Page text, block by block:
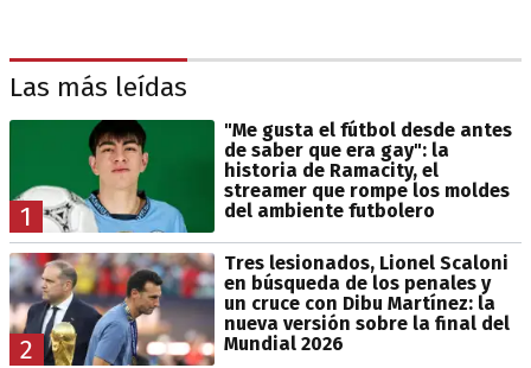
Las más leídas
1
"Me gusta el fútbol desde antes
de saber que era gay": la
historia de Ramacity, el
streamer que rompe los moldes
del ambiente futbolero
2
Tres lesionados, Lionel Scaloni
en búsqueda de los penales y
un cruce con Dibu Martínez: la
nueva versión sobre la final del
Mundial 2026